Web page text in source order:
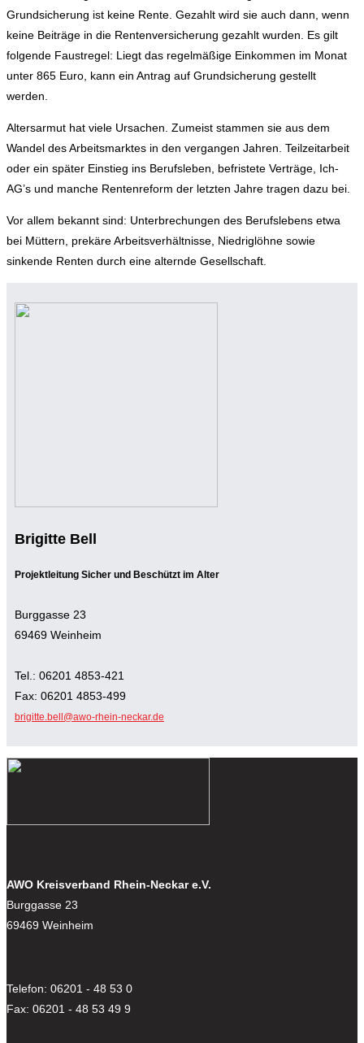
Grundsicherung ist keine Rente. Gezahlt wird sie auch dann, wenn
keine Beiträge in die Rentenversicherung gezahlt wurden. Es gilt
folgende Faustregel: Liegt das regelmäßige Einkommen im Monat
unter 865 Euro, kann ein Antrag auf Grundsicherung gestellt
werden.
Altersarmut hat viele Ursachen. Zumeist stammen sie aus dem
Wandel des Arbeitsmarktes in den vergangen Jahren. Teilzeitarbeit
oder ein später Einstieg ins Berufsleben, befristete Verträge, Ich-
AG’s und manche Rentenreform der letzten Jahre tragen dazu bei.
Vor allem bekannt sind: Unterbrechungen des Berufslebens etwa
bei Müttern, prekäre Arbeitsverhältnisse, Niedriglöhne sowie
sinkende Renten durch eine alternde Gesellschaft.
Brigitte Bell
Projektleitung Sicher und Beschützt im Alter
Burggasse 23
69469 Weinheim
Tel.: 06201 4853-421
Fax: 06201 4853-499
brigitte.bell@awo-rhein-neckar.de
AWO Kreisverband Rhein-Neckar e.V.
Burggasse 23
69469 Weinheim
Telefon: 06201 - 48 53 0
Fax: 06201 - 48 53 49 9